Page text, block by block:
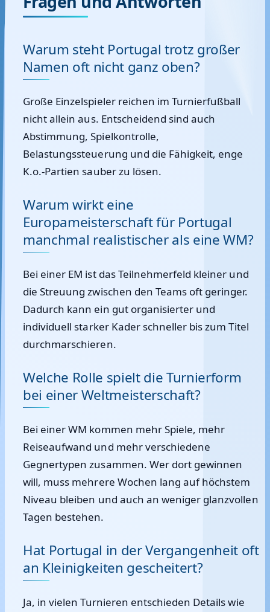
Warum steht Portugal trotz großer
Namen oft nicht ganz oben?
Große Einzelspieler reichen im Turnierfußball
nicht allein aus. Entscheidend sind auch
Abstimmung, Spielkontrolle,
Belastungssteuerung und die Fähigkeit, enge
K.o.-Partien sauber zu lösen.
Warum wirkt eine
Europameisterschaft für Portugal
manchmal realistischer als eine WM?
Bei einer EM ist das Teilnehmerfeld kleiner und
die Streuung zwischen den Teams oft geringer.
Dadurch kann ein gut organisierter und
individuell starker Kader schneller bis zum Titel
durchmarschieren.
Welche Rolle spielt die Turnierform
bei einer Weltmeisterschaft?
Bei einer WM kommen mehr Spiele, mehr
Reiseaufwand und mehr verschiedene
Gegnertypen zusammen. Wer dort gewinnen
will, muss mehrere Wochen lang auf höchstem
Niveau bleiben und auch an weniger glanzvollen
Tagen bestehen.
Hat Portugal in der Vergangenheit oft
an Kleinigkeiten gescheitert?
Ja, in vielen Turnieren entschieden Details wie